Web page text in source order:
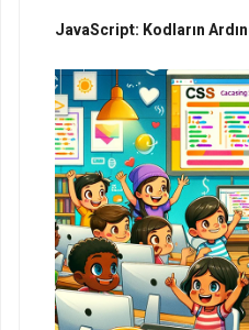
JavaScript: Kodların